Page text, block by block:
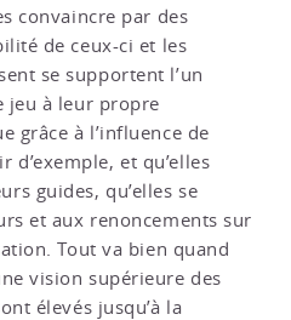
convaincre par des
de ceux-ci et les
se supportent l’un
jeu à leur propre
grâce à l’influence de
d’exemple, et qu’elles
guides, qu’elles se
et aux renoncements sur
Tout va bien quand
vision supérieure des
élevés jusqu’à la